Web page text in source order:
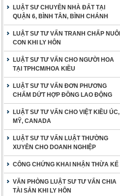
LUẬT SƯ CHUYÊN NHÀ ĐẤT TẠI
QUẬN 6, BÌNH TÂN, BÌNH CHÁNH
LUẬT SƯ TƯ VẤN TRANH CHẤP NUÔI
CON KHI LY HÔN
LUẬT SƯ TƯ VẤN CHO NGƯỜI HOA
TẠI TPHCM/HOA KIỀU
LUẬT SƯ TƯ VẤN ĐƠN PHƯƠNG
CHẤM DỨT HỢP ĐỒNG LAO ĐỘNG
LUẬT SƯ TƯ VẤN CHO VIỆT KIỀU ÚC,
MỸ, CANADA
LUẬT SƯ TƯ VẤN LUẬT THƯỜNG
XUYÊN CHO DOANH NGHIỆP
CÔNG CHỨNG KHAI NHẬN THỪA KẾ
VĂN PHÒNG LUẬT SƯ TƯ VẤN CHIA
TÀI SẢN KHI LY HÔN